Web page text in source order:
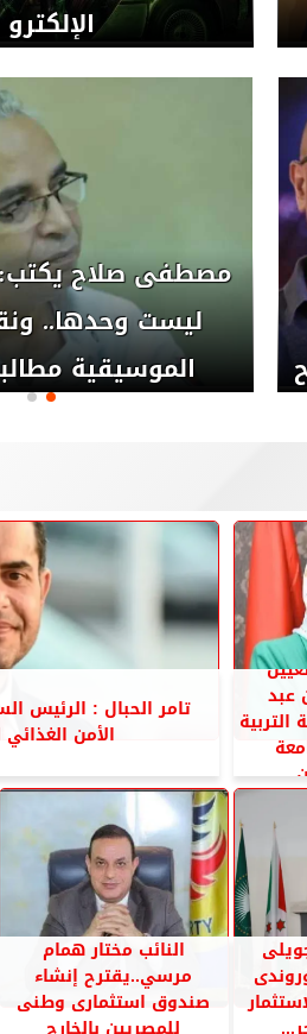
مشاهدة حول
المنظمة الدولية
تعلن محاور
الفنون
تامر الحبال : الرئيس
الأمن
عبد
النائب مختار همام
مرسي..يقترح إنشاء
صندوق استثمارى وطنى